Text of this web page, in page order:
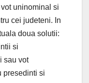
uninominal si
cei judeteni. In
doua solutii:
si
sau vot
presedinti si